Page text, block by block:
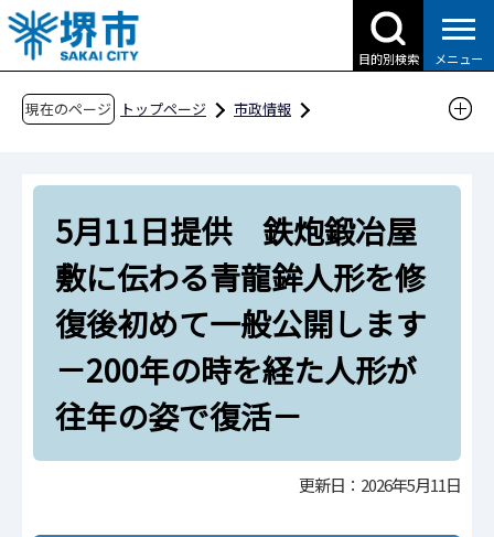
こ
の
ペ
目的別検索 メニュー
現在のページ トップページ
市政情報
報道提供資料
過去の報道提供資料
令和8年
令和8年5月
5月11日提供 鉄炮鍛冶屋敷に伝わる青龍鉾人
形を修復後初めて一般公開します－200年の時
を経た人形が往年の姿で復活－
5月11日提供 鉄炮鍛冶屋
敷に伝わる青龍鉾人形を修
復後初めて一般公開します
－200年の時を経た人形が
往年の姿で復活－
更新日：2026年5月11日